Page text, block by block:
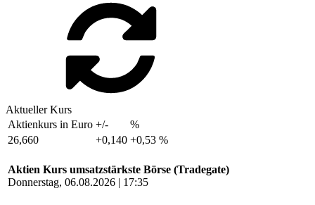
Aktueller Kurs
Aktienkurs in Euro +/-
%
26,660
+0,140 +0,53 %
Aktien Kurs umsatzstärkste Börse (Tradegate)
Donnerstag, 06.08.2026 | 17:35